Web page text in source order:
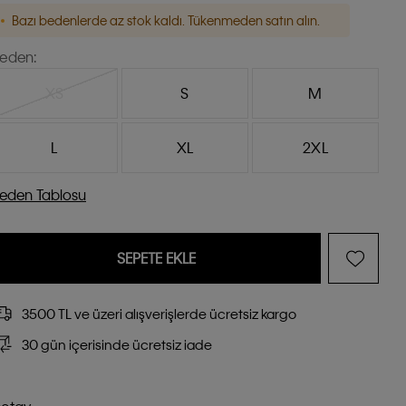
Bazı bedenlerde az stok kaldı. Tükenmeden satın alın.
S M
L XL 2XL
Tablosu
SEPETE EKLE
3500 TL ve üzeri alışverişlerde ücretsiz kargo
30 gün içerisinde ücretsiz iade